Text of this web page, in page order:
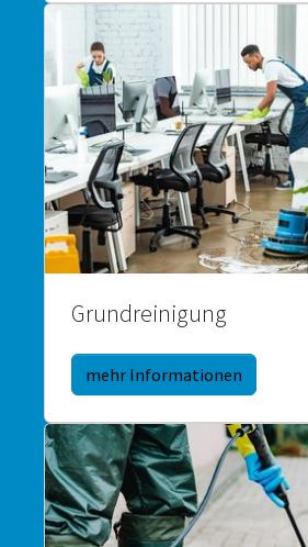
Grundreinigung
mehr Informationen